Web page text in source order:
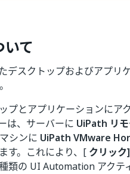
て
スクトップおよびアプリ
とアプリケーションにア
は、サーバーに UiPath リ
シンに UiPath VMware
す。これにより、[ クリッ
類の UI Automation アクテ